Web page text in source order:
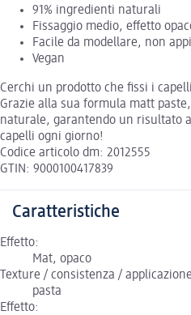
91% ingredienti naturali
Fissaggio medio, effetto
Facile da modellare, non
Vegan
Cerchi un prodotto che fissi i
Grazie alla sua formula matt
naturale, garantendo un risultato
capelli ogni giorno!
Codice articolo dm: 2012555
GTIN: 9000100417839
Caratteristiche
Effetto:
Mat, opaco
Texture / consistenza /
pasta
Effetto: